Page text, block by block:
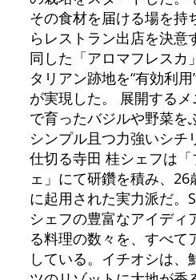
その食材を届ける場を持
らレストラン出店を決意
同した「アロマフレスカ
タリアン跡地を“有効利
が実現した。 展開する
で育ったバジルや野菜を
シンプル且つ力強いシチ
仕切る寺田 桂シェフは
ェ」にて研鑽を積み、
に起用された実力派だ。
シェフの豊富なアイディ
る料理の数々を、すべて
している。イチオシは、